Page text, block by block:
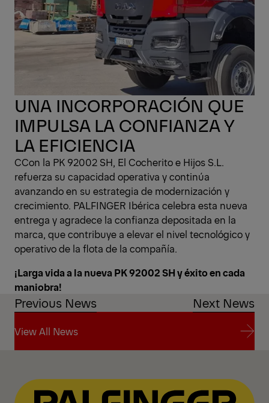
UNA INCORPORACIÓN QUE
IMPULSA LA CONFIANZA Y
LA EFICIENCIA
CCon la PK 92002 SH, El Cocherito e Hijos S.L.
refuerza su capacidad operativa y continúa
avanzando en su estrategia de modernización y
crecimiento. PALFINGER Ibérica celebra esta nueva
entrega y agradece la confianza depositada en la
marca, que contribuye a elevar el nivel tecnológico y
operativo de la flota de la compañía.
¡Larga vida a la nueva PK 92002 SH y éxito en cada
maniobra!
Previous News Next News
View All News